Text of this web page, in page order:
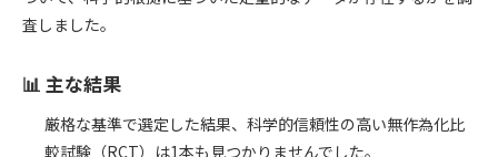
査しました。
📊 主な結果
厳格な基準で選定した結果、科学的信頼性の高い無作為化比
較試験（RCT）は1本も見つかりませんでした。